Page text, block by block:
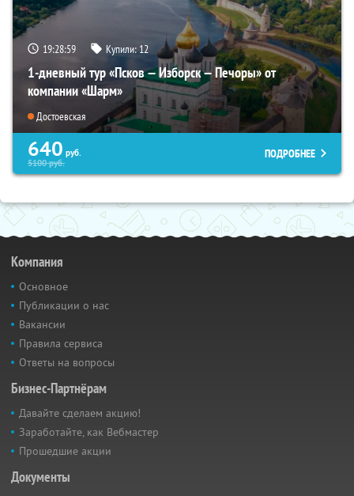
19:28:57 Купили:12
1-дневный тур «Псков — Изборск — Печоры» от
компании «Шарм»
Достоевская
640 руб.
5100руб.
ПОДРОБНЕЕ
Компания
Основное
Публикации о нас
Вакансии
Правила сервиса
Ответы на вопросы
Бизнес-Партнёрам
Давайте сделаем акцию!
Заработайте, как Вебмастер
Прошедшие акции
Документы